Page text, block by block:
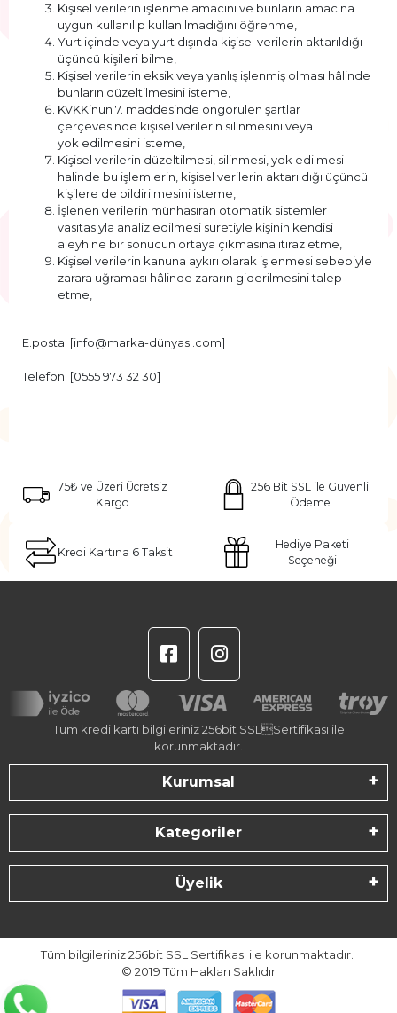
Kişisel verilerin işlenme amacını ve bunların amacına
uygun kullanılıp kullanılmadığını öğrenme,
Yurt içinde veya yurt dışında kişisel verilerin aktarıldığı
üçüncü kişileri bilme,
Kişisel verilerin eksik veya yanlış işlenmiş olması hâlinde
bunların düzeltilmesini isteme,
KVKK’nun 7. maddesinde öngörülen şartlar
çerçevesinde kişisel verilerin silinmesini veya
yok edilmesini isteme,
Kişisel verilerin düzeltilmesi, silinmesi, yok edilmesi
halinde bu işlemlerin, kişisel verilerin aktarıldığı üçüncü
kişilere de bildirilmesini isteme,
İşlenen verilerin münhasıran otomatik sistemler
vasıtasıyla analiz edilmesi suretiyle kişinin kendisi
aleyhine bir sonucun ortaya çıkmasına itiraz etme,
Kişisel verilerin kanuna aykırı olarak işlenmesi sebebiyle
zarara uğraması hâlinde zararın giderilmesini talep
etme,
E.posta: [info@marka-dünyası.com]
Telefon: [0555 973 32 30]
75₺ ve Üzeri Ücretsiz
Kargo
256 Bit SSL ile Güvenli
Ödeme
Kredi Kartına 6 Taksit
Hediye Paketi
Seçeneği
Tüm kredi kartı bilgileriniz 256bit SSLSertifikası ile
korunmaktadır.
Kurumsal
Kategoriler
Üyelik
Tüm bilgileriniz 256bit SSL Sertifikası ile korunmaktadır.
© 2019Tüm Hakları Saklıdır